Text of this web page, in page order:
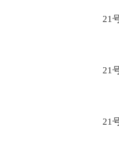
21
21
21